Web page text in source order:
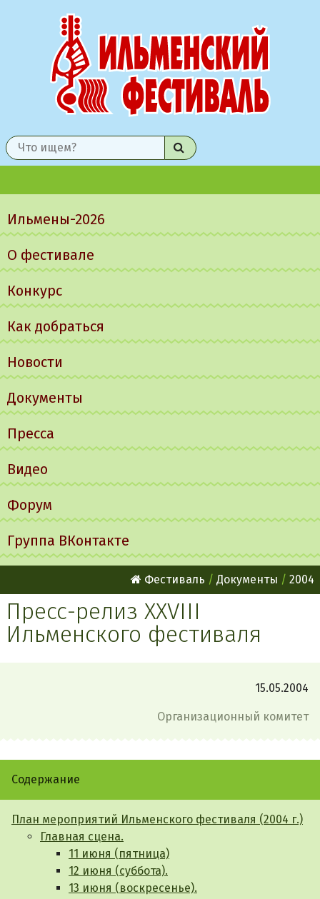
Найти
меню
Ильмены-2026
О фестивале
Конкурс
Как добраться
Новости
Документы
Пресса
Видео
Форум
Группа ВКонтакте
Фестиваль Документы 2004
Пресс-релиз XXVIII
Ильменского фестиваля
15.05.2004
Организационный комитет
Содержание
План мероприятий Ильменского фестиваля (2004 г.)
Главная сцена.
11 июня (пятница)
12 июня (суббота).
13 июня (воскресенье).